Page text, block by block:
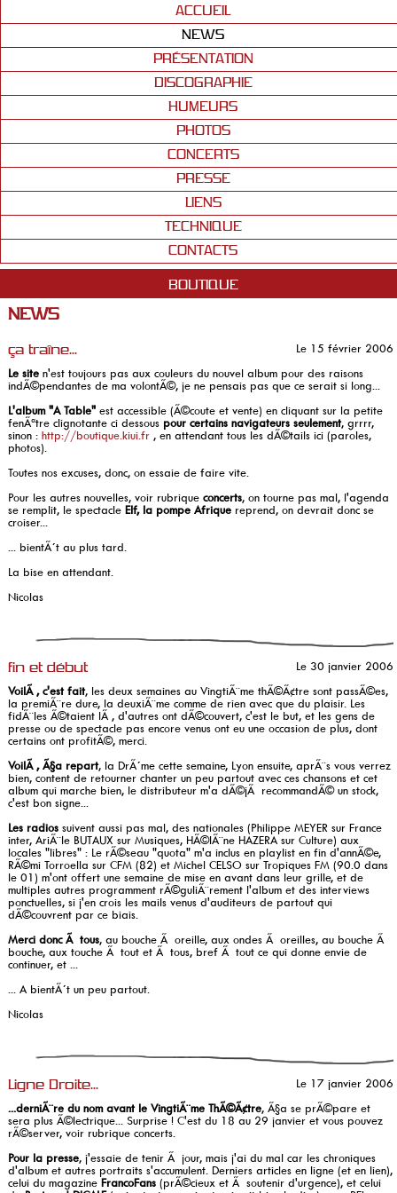
ACCUEIL
NEWS
PRÉSENTATION
DISCOGRAPHIE
HUMEURS
PHOTOS
CONCERTS
PRESSE
LIENS
TECHNIQUE
CONTACTS
BOUTIQUE
NEWS
ça traîne...
Le 15 février 2006
Le site n'est toujours pas aux couleurs du nouvel album pour des raisons
indÃ©pendantes de ma volontÃ©, je ne pensais pas que ce serait si long...
L'album "A Table" est accessible (Ã©coute et vente) en cliquant sur la petite
fenÃªtre clignotante ci dessous pour certains navigateurs seulement, grrrr,
sinon :http://boutique.kiui.fr , en attendant tous les dÃ©tails ici (paroles,
photos).
Toutes nos excuses, donc, on essaie de faire vite.
Pour les autres nouvelles, voir rubriqueconcerts, on tourne pas mal, l'agenda
se remplit, le spectacle Elf, la pompe Afrique reprend, on devrait donc se
croiser...
... bientÃ´t au plus tard.
La bise en attendant.
Nicolas
fin et début
Le 30 janvier 2006
VoilÃ , c'est fait, les deux semaines au VingtiÃ¨me thÃ©Ã¢tre sont passÃ©es,
la premiÃ¨re dure, la deuxiÃ¨me comme de rien avec que du plaisir. Les
fidÃ¨les Ã©taient lÃ , d'autres ont dÃ©couvert, c'est le but, et les gens de
presse ou de spectacle pas encore venus ont eu une occasion de plus, dont
certains ont profitÃ©, merci.
VoilÃ , Ã§a repart, la DrÃ´me cette semaine, Lyon ensuite, aprÃ¨s vous verrez
bien, content de retourner chanter un peu partout avec ces chansons et cet
album qui marche bien, le distributeur m'a dÃ©jÃ recommandÃ© un stock,
c'est bon signe...
Les radios suivent aussi pas mal, des nationales (Philippe MEYER sur France
inter, AriÃ¨le BUTAUX sur Musiques, HÃ©lÃ¨ne HAZERA sur Culture) aux
locales "libres" : Le rÃ©seau "quota" m'a inclus en playlist en fin d'annÃ©e,
RÃ©mi Torroella sur CFM (82) et Michel CELSO sur Tropiques FM (90.0 dans
le 01) m'ont offert une semaine de mise en avant dans leur grille, et de
multiples autres programment rÃ©guliÃ¨rement l'album et des interviews
ponctuelles, si j'en crois les mails venus d'auditeurs de partout qui
dÃ©couvrent par ce biais.
Merci donc Ã tous, au bouche Ã oreille, aux ondes Ã oreilles, au bouche Ã
bouche, aux touche Ã tout et Ã tous, bref Ã tout ce qui donne envie de
continuer, et ...
... A bientÃ´t un peu partout.
Nicolas
Ligne Droite...
Le 17 janvier 2006
...derniÃ¨re du nom avant le VingtiÃ¨me ThÃ©Ã¢tre, Ã§a se prÃ©pare et
sera plus Ã©lectrique... Surprise ! C'est du 18 au 29 janvier et vous pouvez
rÃ©server, voir rubrique concerts.
Pour la presse, j'essaie de tenir Ã jour, mais j'ai du mal car les chroniques
d'album et autres portraits s'accumulent. Derniers articles en ligne (et en lien),
celui du magazine FrancoFans (prÃ©cieux et Ã soutenir d'urgence), et celui